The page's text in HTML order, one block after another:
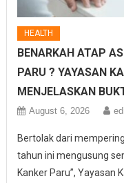
HEALTH
BENARKAH ATAP
PARU ? YAYASAN
MENJELASKAN
August 6, 2026
Bertolak dari
tahun ini mengusung
Kanker Paru”, Yayasan